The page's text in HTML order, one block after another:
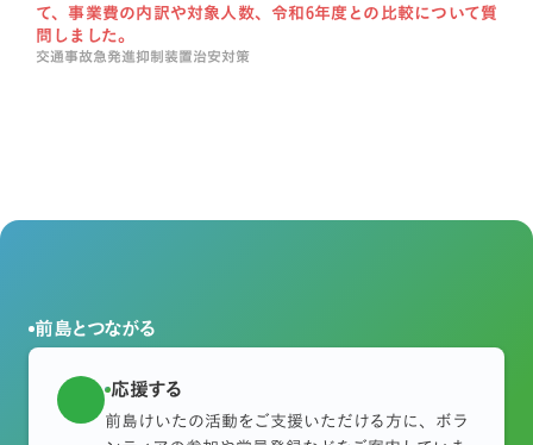
て、事業費の内訳や対象人数、令和6年度との比較について質
問しました。
交通事故急発進抑制装置治安対策
前島とつながる
応援する
前島けいたの活動をご支援いただける方に、ボラ